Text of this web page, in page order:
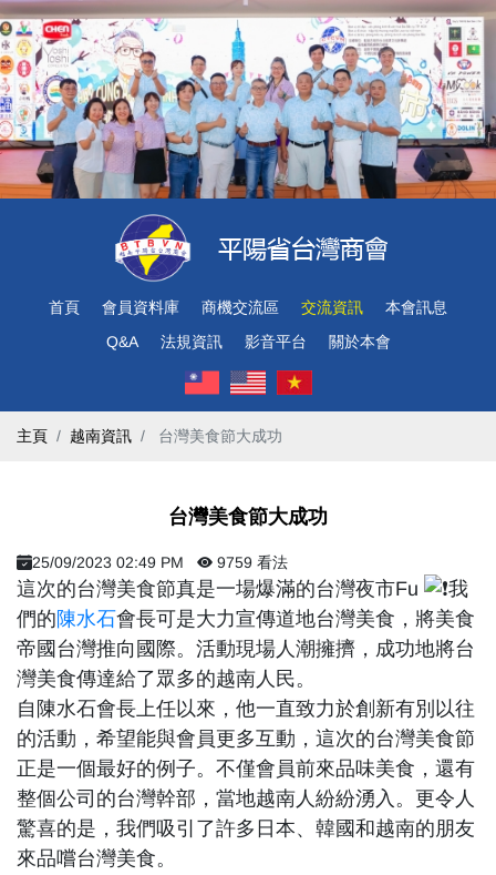
首頁 會員資料庫 商機交流區 交流資訊
本會訊息
Q&A
法規資訊 影音平台 關於本會
主頁 越南資訊 ​ 台灣美食節大成功 ​
​ 台灣美食節大成功 ​
25/09/2023 02:49 PM 9759 看法
這次的台灣美食節真是一場爆滿的台灣夜市Fu
我
們的陳水石會長可是大力宣傳道地台灣美食，將美食
帝國台灣推向國際。活動現場人潮擁擠，成功地將台
灣美食傳達給了眾多的越南人民。
自陳水石會長上任以來，他一直致力於創新有別以往
的活動，希望能與會員更多互動，這次的台灣美食節
正是一個最好的例子。不僅會員前來品味美食，還有
整個公司的台灣幹部，當地越南人紛紛湧入。更令人
驚喜的是，我們吸引了許多日本、韓國和越南的朋友
來品嚐台灣美食。